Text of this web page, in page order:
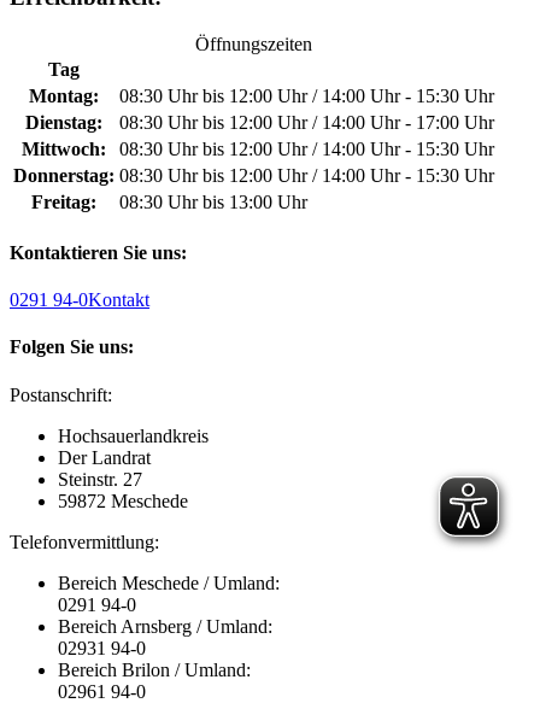
Öffnungszeiten
Tag
Montag:
08:30 Uhr bis 12:00 Uhr / 14:00 Uhr - 15:30 Uhr
Dienstag:
08:30 Uhr bis 12:00 Uhr / 14:00 Uhr - 17:00 Uhr
Mittwoch:
08:30 Uhr bis 12:00 Uhr / 14:00 Uhr - 15:30 Uhr
Donnerstag: 08:30 Uhr bis 12:00 Uhr / 14:00 Uhr - 15:30 Uhr
Freitag:
08:30 Uhr bis 13:00 Uhr
Kontaktieren Sie uns:
0291 94-0Kontakt
Folgen Sie uns:
Postanschrift:
Hochsauerlandkreis
Der Landrat
Steinstr. 27
59872 Meschede
Telefonvermittlung:
Bereich Meschede / Umland:
0291 94-0
Bereich Arnsberg / Umland:
02931 94-0
Bereich Brilon / Umland:
02961 94-0